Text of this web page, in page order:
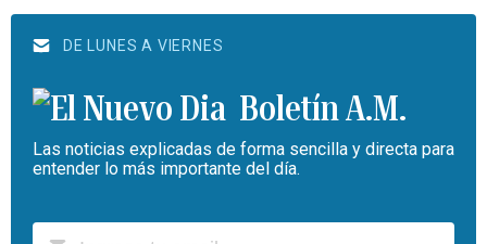
DE LUNES A VIERNES
Boletín A.M.
Las noticias explicadas de forma sencilla y directa para
entender lo más importante del día.